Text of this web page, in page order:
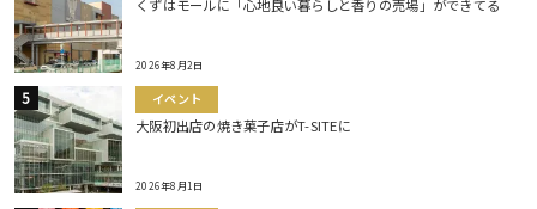
くずはモールに「心地良い暮らしと香りの売場」ができてる
2026年8月2日
イベント
大阪初出店の焼き菓子店がT-SITEに
2026年8月1日